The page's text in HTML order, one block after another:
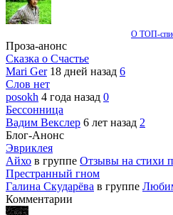
О ТОП-
Проза-анонс
Сказка о Счастье
Mari Ger 18 дней назад 6
Слов нет
posokh 4 года назад 0
Бессонница
Вадим Векслер 6 лет назад 2
Блог-Анонс
Эвриклея
Айхо в группе Отзывы на стихи
Престранный гном
Галина Скударёва в группе
Комментарии